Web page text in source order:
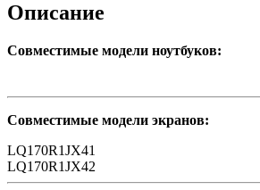
Описание
Совместимые модели ноутбуков:
Совместимые модели экранов:
LQ170R1JX41
LQ170R1JX42